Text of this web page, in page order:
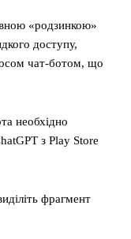
«родзинкою»
доступу,
чат-ботом, що
необхідно
з Play Store
фрагмент